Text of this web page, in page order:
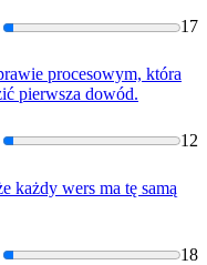
17
procesowym, która
pierwsza dowód.
12
każdy wers ma tę samą
18